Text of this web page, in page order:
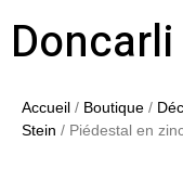
Accueil / Boutique /
Stein / Piédestal en